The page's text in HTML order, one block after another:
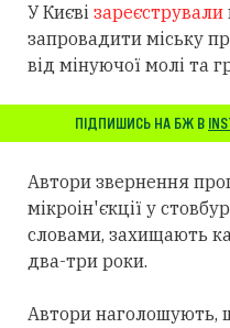
У Києві зареєстрували
запровадити міську
від мінуючої молі та
ПІДПИШИСЬ НА БЖ В
Автори звернення
мікроін'єкції у
словами, захищають
два-три роки.
Автори наголошують,